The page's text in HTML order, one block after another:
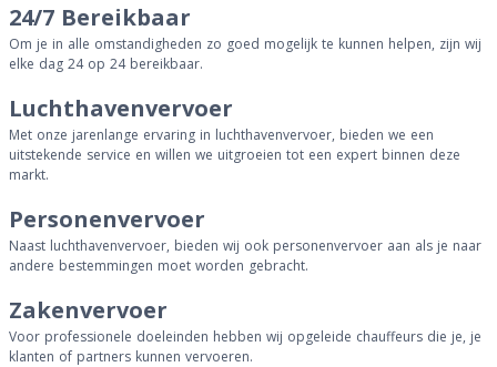
24/7 Bereikbaar
Om je in alle omstandigheden zo goed mogelijk te kunnen helpen, zijn wij
elke dag 24 op 24 bereikbaar.
Luchthavenvervoer
Met onze jarenlange ervaring in luchthavenvervoer, bieden we een
uitstekende service en willen we uitgroeien tot een expert binnen deze
markt.
Personenvervoer
Naast luchthavenvervoer, bieden wij ook personenvervoer aan als je naar
andere bestemmingen moet worden gebracht.
Zakenvervoer
Voor professionele doeleinden hebben wij opgeleide chauffeurs die je, je
klanten of partners kunnen vervoeren.